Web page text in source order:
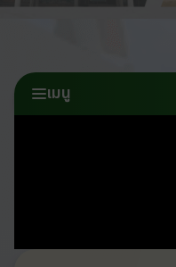
เมนู